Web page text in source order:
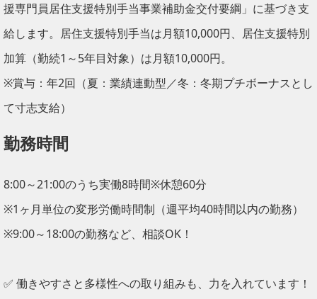
援専門員居住支援特別手当事業補助金交付要綱」に基づき支
給します。居住支援特別手当は月額10,000円、居住支援特別
加算（勤続1～5年目対象）は月額10,000円。
※賞与：年2回（夏：業績連動型／冬：冬期プチボーナスとし
て寸志支給）
勤務時間
8:00～21:00のうち実働8時間※休憩60分
※1ヶ月単位の変形労働時間制（週平均40時間以内の勤務）
※9:00～18:00の勤務など、相談OK！
✅ 働きやすさと多様性への取り組みも、力を入れています！